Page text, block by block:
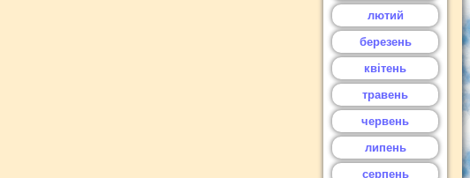
лютий
березень
квітень
травень
червень
липень
серпень